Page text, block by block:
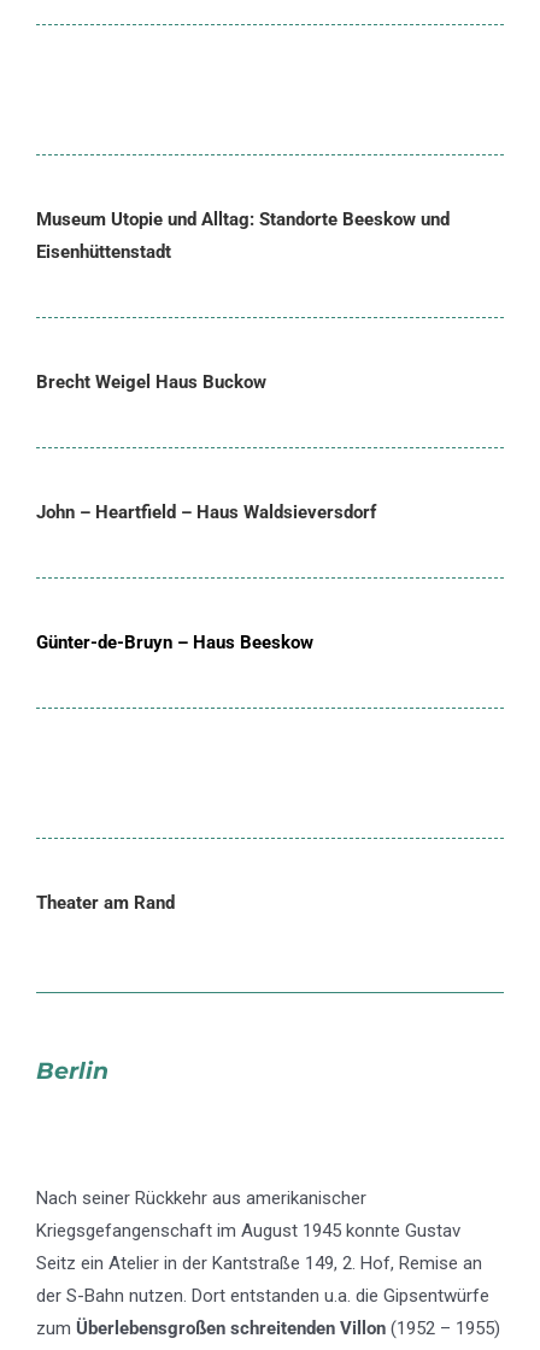
Museum Utopie und Alltag: Standorte Beeskow und
Eisenhüttenstadt
Brecht Weigel Haus Buckow
John – Heartfield – Haus Waldsieversdorf
Günter-de-Bruyn – Haus Beeskow
Theater am Rand
Berlin
Nach seiner Rückkehr aus amerikanischer
Kriegsgefangenschaft im August 1945 konnte Gustav
Seitz ein Atelier in der Kantstraße 149, 2. Hof, Remise an
der S-Bahn nutzen. Dort entstanden u.a. die Gipsentwürfe
zum Überlebensgroßen schreitenden Villon (1952 – 1955)